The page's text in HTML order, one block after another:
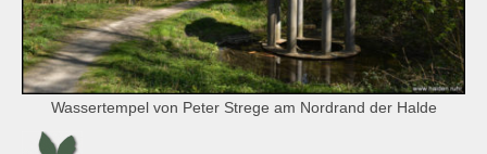
Wassertempel von Peter Strege am Nordrand der Halde